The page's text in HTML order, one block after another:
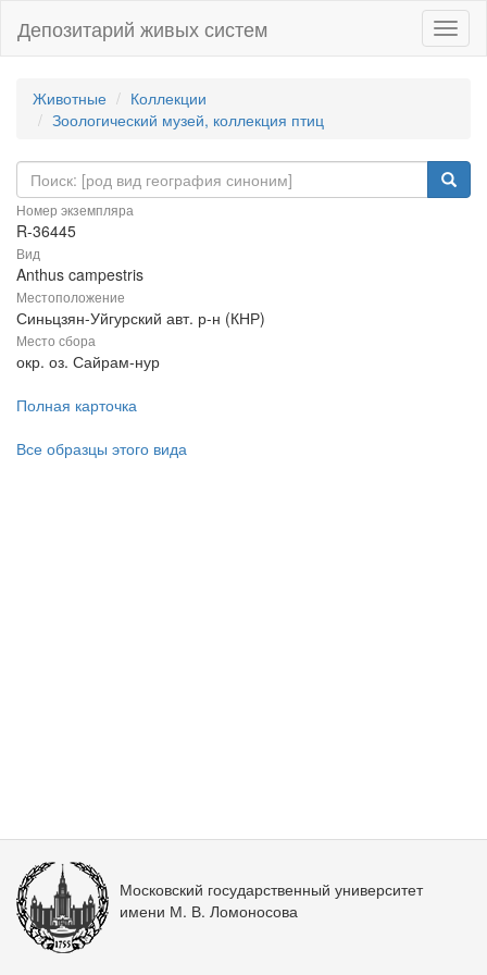
Депозитарий живых систем
Животные
Коллекции
Зоологический музей, коллекция птиц
Номер экземпляра
R-36445
Вид
Anthus campestris
Местоположение
Синьцзян-Уйгурский авт. р-н (КНР)
Место сбора
окр. оз. Сайрам-нур
Полная карточка
Все образцы этого вида
Московский государственный университет
имени М. В. Ломоносова